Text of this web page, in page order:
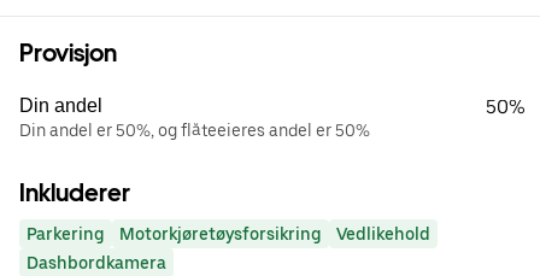
Provisjon
Din andel
Din andel er 50%, og flåteeieres andel er 50%
50%
Inkluderer
Parkering Motorkjøretøysforsikring
Vedlikehold
Dashbordkamera